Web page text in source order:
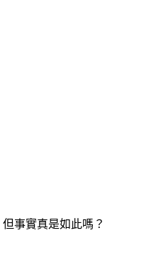
事實真是如此嗎？